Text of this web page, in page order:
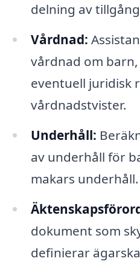
delning av
Vårdnad:
vårdnad om
eventuell juridisk
vårdnadstvister.
Underhåll:
av underhåll för
makars underhåll.
dokument som
definierar